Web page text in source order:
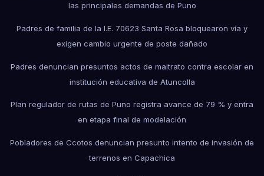
las principales demandas de Puno
Padres de familia de la I.E. 70623 Santa Rosa bloquearon vía y
exigen cambio urgente de poste dañado
Padres denuncian presuntos actos de maltrato contra escolar en
institución educativa de Atuncolla
Plan regulador de rutas de Puno registra avance de 79 % y entra
en etapa final de modelación
Pobladores de Ccotos denuncian presunto intento de invasión de
terrenos en Capachica